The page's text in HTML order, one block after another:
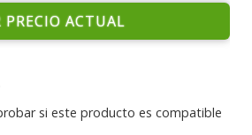
PRECIO ACTUAL
si este producto es compatible